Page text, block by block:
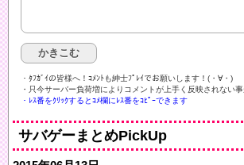
・ﾀﾌｶﾞｲの皆様へ！ｺﾒﾝﾄも紳士ﾌﾟﾚｲでお願いします！(・∀・)ゞ
・只今サーバー負荷増によりコメントが上手く反映されない事
・ﾚｽ番をｸﾘｯｸするとｺﾒ欄にﾚｽ番をｺﾋﾟｰできます
サバゲーまとめPickUp